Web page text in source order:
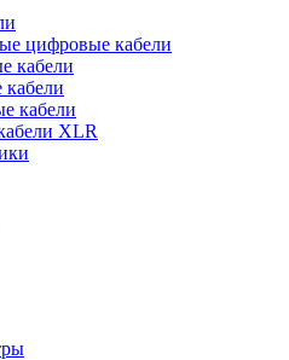
цифровые кабели
кабели
кабели
кабели
XLR